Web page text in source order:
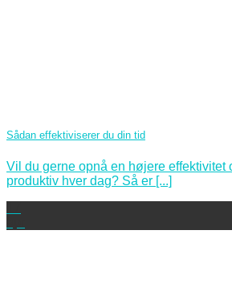
Sådan effektiviserer du din tid
Vil du gerne opnå en højere effektivitet
produktiv hver dag? Så er [...]